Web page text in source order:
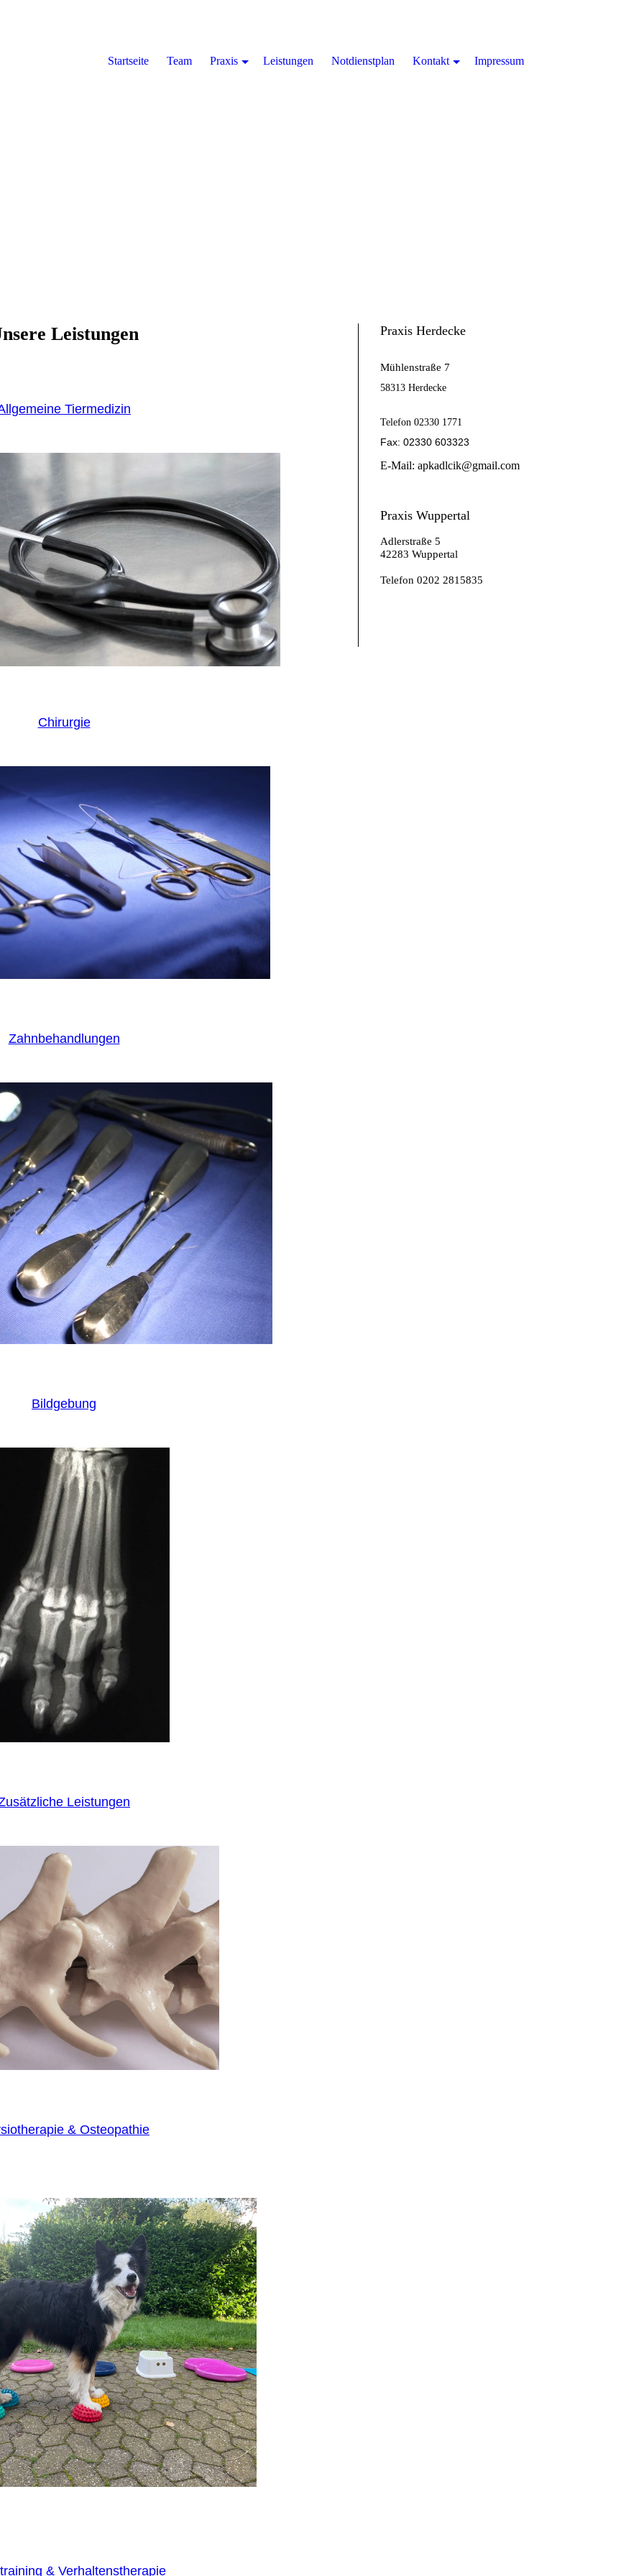
Leistungen
Tiermedizin
Chirurgie
Zahnbehandlungen
Bildgebung
Leistungen
& Osteopathie
& Verhaltenstherapie
Praxis Herdecke
Mühlenstraße 7
58313 Herdecke
Telefon 02330 1771
Fax: 02330 603323
E-Mail: apkadlcik@gmail.com
Praxis Wuppertal
Adlerstraße 5
42283 Wuppertal
Telefon 0202 2815835
Startseite Team Praxis Leistungen Notdienstplan Kontakt Impressum